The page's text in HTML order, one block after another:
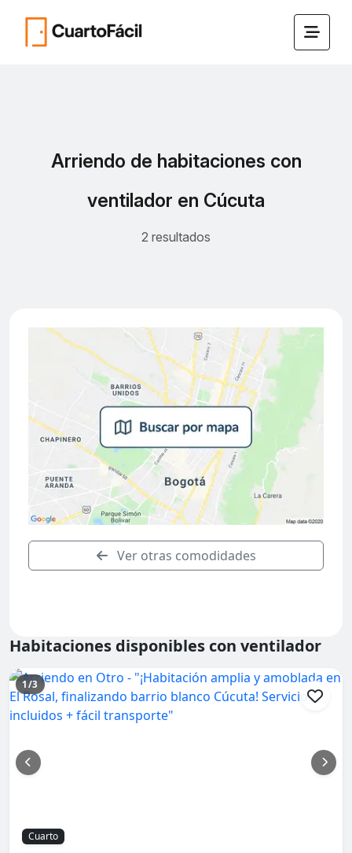
Arriendo de habitaciones con
ventilador en Cúcuta
2 resultados
Ver otras comodidades
Habitaciones disponibles con ventilador
1/3
Cuarto